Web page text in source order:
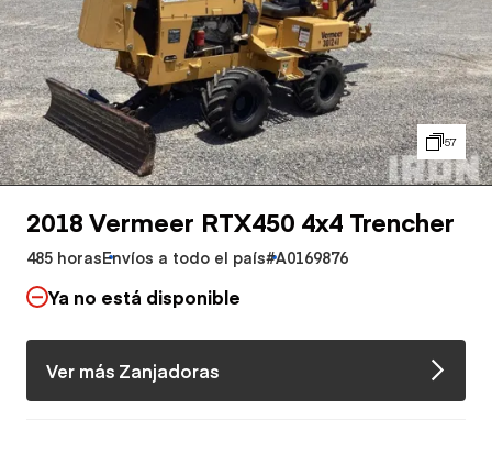
57
2018 Vermeer RTX450 4x4 Trencher
485 horasEnvíos a todo el país#A0169876
Ya no está disponible
Ver más Zanjadoras